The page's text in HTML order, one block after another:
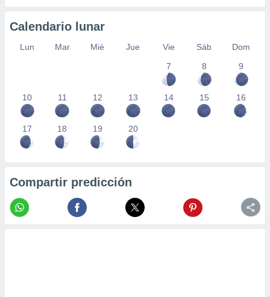
Calendario lunar
Lun Mar Mié Jue Vie Sáb
Dom
7
8 9
10 11 12 13 14 15 16
17 18 19 20
Compartir predicción